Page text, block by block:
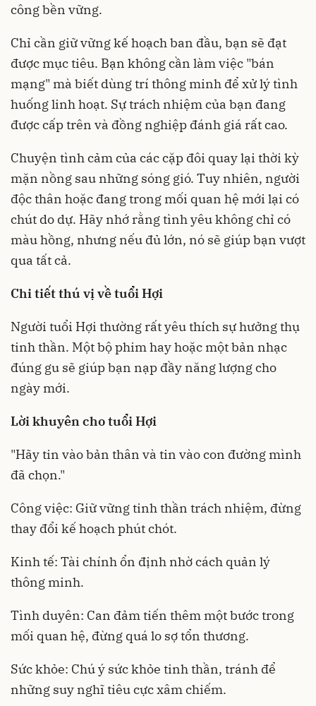
công bền vững.
Chỉ cần giữ vững kế hoạch ban đầu, bạn sẽ đạt
được mục tiêu. Bạn không cần làm việc "bán
mạng" mà biết dùng trí thông minh để xử lý tình
huống linh hoạt. Sự trách nhiệm của bạn đang
được cấp trên và đồng nghiệp đánh giá rất cao.
Chuyện tình cảm của các cặp đôi quay lại thời kỳ
mặn nồng sau những sóng gió. Tuy nhiên, người
độc thân hoặc đang trong mối quan hệ mới lại có
chút do dự. Hãy nhớ rằng tình yêu không chỉ có
màu hồng, nhưng nếu đủ lớn, nó sẽ giúp bạn vượt
qua tất cả.
Chi tiết thú vị về tuổi Hợi
Người tuổi Hợi thường rất yêu thích sự hưởng thụ
tinh thần. Một bộ phim hay hoặc một bản nhạc
đúng gu sẽ giúp bạn nạp đầy năng lượng cho
ngày mới.
Lời khuyên cho tuổi Hợi
"Hãy tin vào bản thân và tin vào con đường mình
đã chọn."
Công việc: Giữ vững tinh thần trách nhiệm, đừng
thay đổi kế hoạch phút chót.
Kinh tế: Tài chính ổn định nhờ cách quản lý
thông minh.
Tình duyên: Can đảm tiến thêm một bước trong
mối quan hệ, đừng quá lo sợ tổn thương.
Sức khỏe: Chú ý sức khỏe tinh thần, tránh để
những suy nghĩ tiêu cực xâm chiếm.